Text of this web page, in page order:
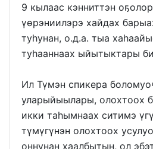
9 кылаас кэнниттэн
үөрэниилэрэ хайдах
туһунан, о.д.а. тыа
туһааннаах ыйытыктары
Ил Түмэн спикера
уларыйыылары, олохтоох
икки таһымнаах ситимэ
түмүгүнэн олохтоох
оннунан хаалбытын, ол